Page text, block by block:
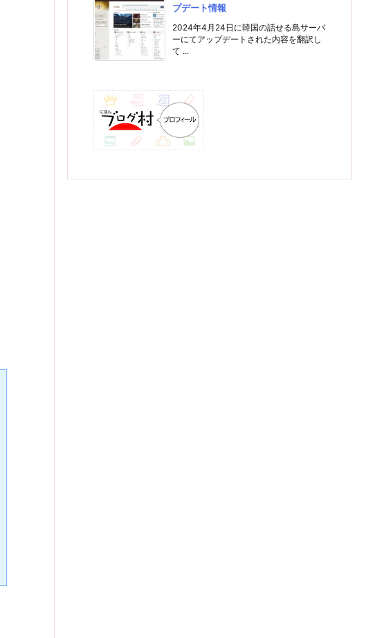
プデート情報
2024年4月24日に韓国の話せる島サーバ
ーにてアップデートされた内容を翻訳し
て ...